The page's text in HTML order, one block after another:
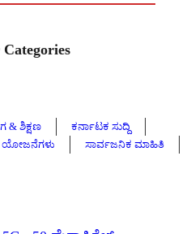
& ಶಿಕ್ಷಣ
ಕರ್ನಾಟಕ ಸುದ್ದಿ
ಯೋಜನೆಗಳು
ಸಾರ್ವಜನಿಕ ಮಾಹಿತಿ